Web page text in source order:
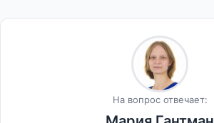
На вопрос отвечает: